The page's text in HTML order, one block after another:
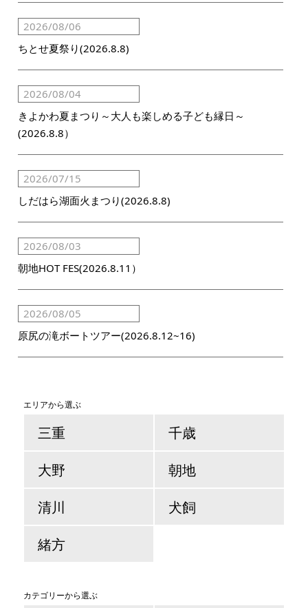
2026/08/06
ちとせ夏祭り(2026.8.8)
2026/08/04
きよかわ夏まつり～大人も楽しめる子ども縁日～
(2026.8.8）
2026/07/15
しだはら湖面火まつり(2026.8.8)
2026/08/03
朝地HOT FES(2026.8.11）
2026/08/05
原尻の滝ボートツアー(2026.8.12~16)
エリアから選ぶ
三重
千歳
大野
朝地
清川
犬飼
緒方
カテゴリーから選ぶ